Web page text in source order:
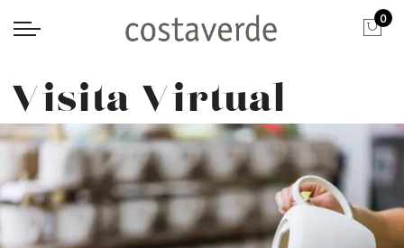
0
Visita Virtual